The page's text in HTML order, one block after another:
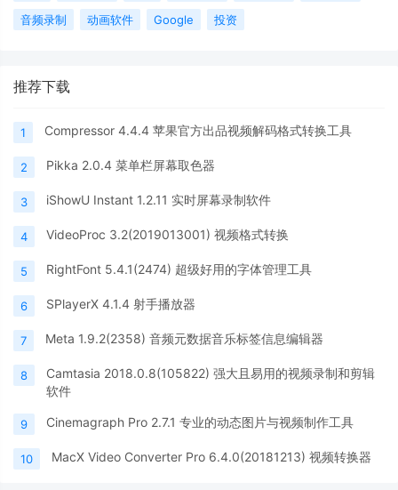
音频录制
动画软件 Google 投资
推荐下载
1 Compressor 4.4.4 苹果官方出品视频解码格式转换工具
2 Pikka 2.0.4 菜单栏屏幕取色器
3 iShowU Instant 1.2.11 实时屏幕录制软件
4 VideoProc 3.2(2019013001) 视频格式转换
5 RightFont 5.4.1(2474) 超级好用的字体管理工具
6 SPlayerX 4.1.4 射手播放器
7 Meta 1.9.2(2358) 音频元数据音乐标签信息编辑器
8
Camtasia 2018.0.8(105822) 强大且易用的视频录制和剪辑
软件
9 Cinemagraph Pro 2.7.1 专业的动态图片与视频制作工具
10 MacX Video Converter Pro 6.4.0(20181213) 视频转换器